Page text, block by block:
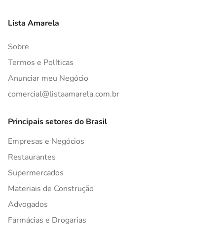
Lista Amarela
Sobre
Termos e Políticas
Anunciar meu Negócio
comercial@listaamarela.com.br
Principais setores do Brasil
Empresas e Negócios
Restaurantes
Supermercados
Materiais de Construção
Advogados
Farmácias e Drogarias